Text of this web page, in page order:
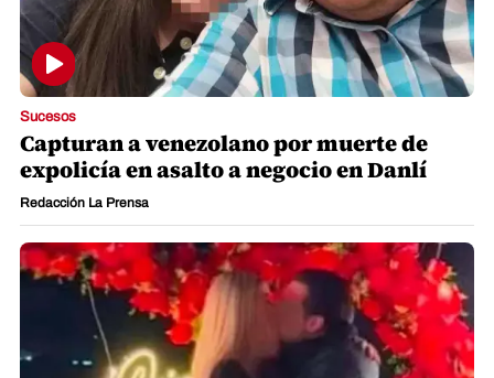
Sucesos
Capturan a venezolano por muerte de
expolicía en asalto a negocio en Danlí
Redacción La Prensa